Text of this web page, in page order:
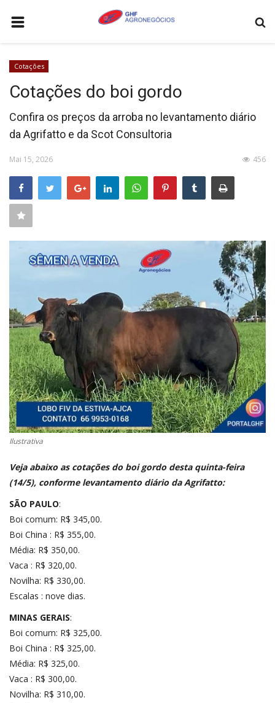
AGRONEGÓCIOS
LEILÕES
FEIRAS E EVENTOS
COMO ANUNCIAR
COLUNISTA
QUEM SOMOS
CONTATO
REGISTO
Cotações
Cotações do boi gordo
Confira os preços da arroba no levantamento diário
da Agrifatto e da Scot Consultoria
Mai 15, 2026 456
Ilustrativa
Veja abaixo as cotações do boi gordo desta quinta-feira
(14/5), conforme levantamento diário daAgrifatto:
SÃO PAULO:
Boi comum: R$ 345,00.
Boi China : R$ 355,00.
Média: R$ 350,00.
Vaca : R$ 320,00.
Novilha: R$ 330,00.
Escalas : nove dias.
MINAS GERAIS:
Boi comum: R$ 325,00.
Boi China : R$ 325,00.
Média: R$ 325,00.
Vaca : R$ 300,00.
Novilha: R$ 310,00.